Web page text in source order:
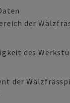
der
des
der